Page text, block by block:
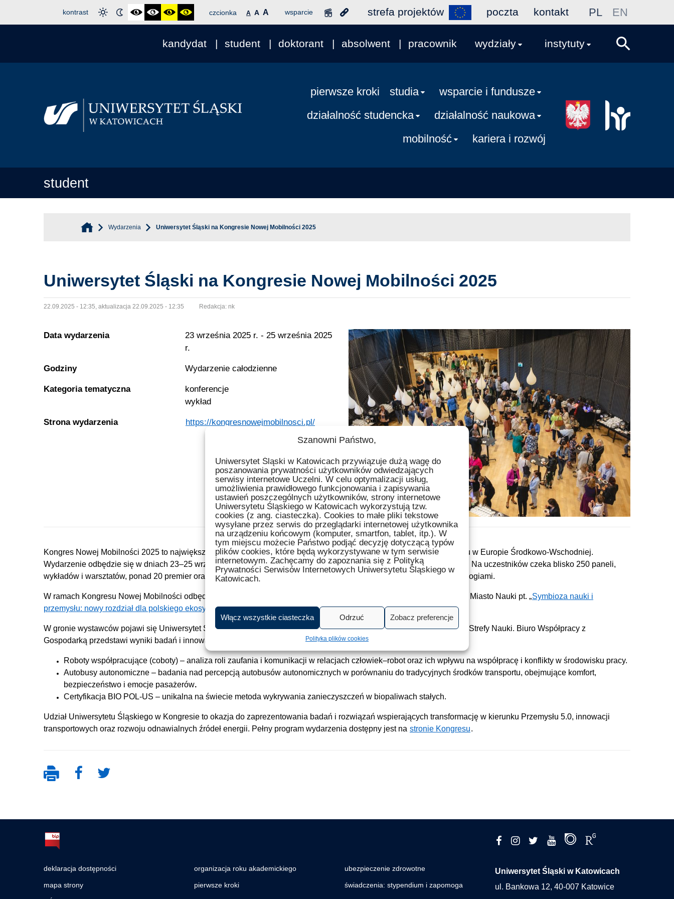
Szanowni Państwo,
Uniwersytet Śląski w Katowicach przywiązuje dużą wagę do
poszanowania prywatności użytkowników odwiedzających
serwisy internetowe Uczelni. W celu optymalizacji usług,
umożliwienia prawidłowego funkcjonowania i zapisywania
ustawień poszczególnych użytkowników, strony internetowe
Uniwersytetu Śląskiego w Katowicach wykorzystują tzw.
cookies (z ang. ciasteczka). Cookies to małe pliki tekstowe
wysyłane przez serwis do przeglądarki internetowej użytkownika
na urządzeniu końcowym (komputer, smartfon, tablet, itp.). W
tym miejscu możecie Państwo podjąć decyzję dotyczącą typów
plików cookies, które będą wykorzystywane w tym serwisie
internetowym. Zachęcamy do zapoznania się z Polityką
Prywatności Serwisów Internetowych Uniwersytetu Śląskiego w
Katowicach.
Włącz wszystkie ciasteczka Odrzuć Zobacz preferencje
Polityka plików cookies
kontrast czcionka A A A wsparcie strefa projektów poczta kontakt PL EN
kandydat student doktorant absolwent pracownik wydziały instytuty
pierwsze kroki studia
wsparcie i fundusze
działalność studencka
działalność naukowa
mobilność
kariera i rozwój
student
Wydarzenia Uniwersytet Śląski na Kongresie Nowej Mobilności 2025
Uniwersytet Śląski na Kongresie Nowej Mobilności 2025
22.09.2025 - 12:35, aktualizacja 22.09.2025 - 12:35 Redakcja: nk
Data wydarzenia
23 września 2025 r. - 25 września 2025
r.
Godziny Wydarzenie całodzienne
Kategoria tematyczna
konferencje
wykład
Strona wydarzenia https://kongresnowejmobilnosci.pl/
Kongres Nowej Mobilności 2025 to największa konferencja i EXPO poświęcone zrównoważonemu rozwojowi transportu w Europie Środkowo-Wschodniej.
Wydarzenie odbędzie się w dniach 23–25 września 2025 r. w Międzynarodowym Centrum Kongresowym w Katowicach. Na uczestników czeka blisko 250 paneli,
wykładów i warsztatów, ponad 20 premier oraz 12 tys. m² przestrzeni wystawienniczej wypełnionej najnowszymi technologiami.
W ramach Kongresu Nowej Mobilności odbędzie się panel z udziałem rektorów Konsorcjum Akademickiego – Katowice Miasto Nauki pt. „Symbioza nauki i
przemysłu: nowy rozdział dla polskiego ekosystemu innowacyjności”.
W gronie wystawców pojawi się Uniwersytet Śląski w Katowicach, który zaprezentuje swój potencjał w ramach Zielonej Strefy Nauki. Biuro Współpracy z
Gospodarką przedstawi wyniki badań i innowacyjne rozwiązania związane z zieloną i cyfrową transformacją, m.in.:
Roboty współpracujące (coboty) – analiza roli zaufania i komunikacji w relacjach człowiek–robot oraz ich wpływu na współpracę i konflikty w środowisku pracy.
Autobusy autonomiczne – badania nad percepcją autobusów autonomicznych w porównaniu do tradycyjnych środków transportu, obejmujące komfort,
bezpieczeństwo i emocje pasażerów.
Certyfikacja BIO POL-US – unikalna na świecie metoda wykrywania zanieczyszczeń w biopaliwach stałych.
Udział Uniwersytetu Śląskiego w Kongresie to okazja do zaprezentowania badań i rozwiązań wspierających transformację w kierunku Przemysłu 5.0, innowacji
transportowych oraz rozwoju odnawialnych źródeł energii. Pełny program wydarzenia dostępny jest na stronie Kongresu.
deklaracja dostępności
mapa strony
organizacja roku akademickiego
pierwsze kroki
ubezpieczenie zdrowotne
świadczenia: stypendium i zapomoga
Uniwersytet Śląski w Katowicach
ul. Bankowa 12, 40-007 Katowice